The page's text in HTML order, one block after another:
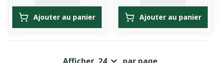
Ajouter au panier Ajouter au panier